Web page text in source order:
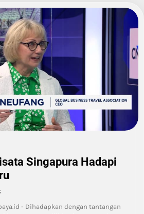
Singapura Hadapi
- Dihadapkan dengan tantangan